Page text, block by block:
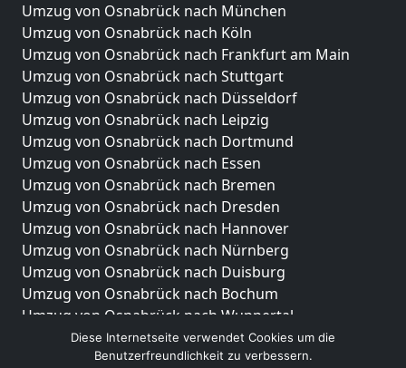
Umzug von Osnabrück nach München
Umzug von Osnabrück nach Köln
Umzug von Osnabrück nach Frankfurt am Main
Umzug von Osnabrück nach Stuttgart
Umzug von Osnabrück nach Düsseldorf
Umzug von Osnabrück nach Leipzig
Umzug von Osnabrück nach Dortmund
Umzug von Osnabrück nach Essen
Umzug von Osnabrück nach Bremen
Umzug von Osnabrück nach Dresden
Umzug von Osnabrück nach Hannover
Umzug von Osnabrück nach Nürnberg
Umzug von Osnabrück nach Duisburg
Umzug von Osnabrück nach Bochum
Umzug von Osnabrück nach Wuppertal
Umzug von Osnabrück nach Bielefeld
Umzug von Osnabrück nach Bonn
Diese Internetseite verwendet Cookies um die
Benutzerfreundlichkeit zu verbessern.